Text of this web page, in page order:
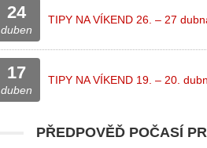
24
duben
TIPY NA VÍKEND 26. – 27
17
duben
TIPY NA VÍKEND 19. – 20.
PŘEDPOVĚĎ POČASÍ